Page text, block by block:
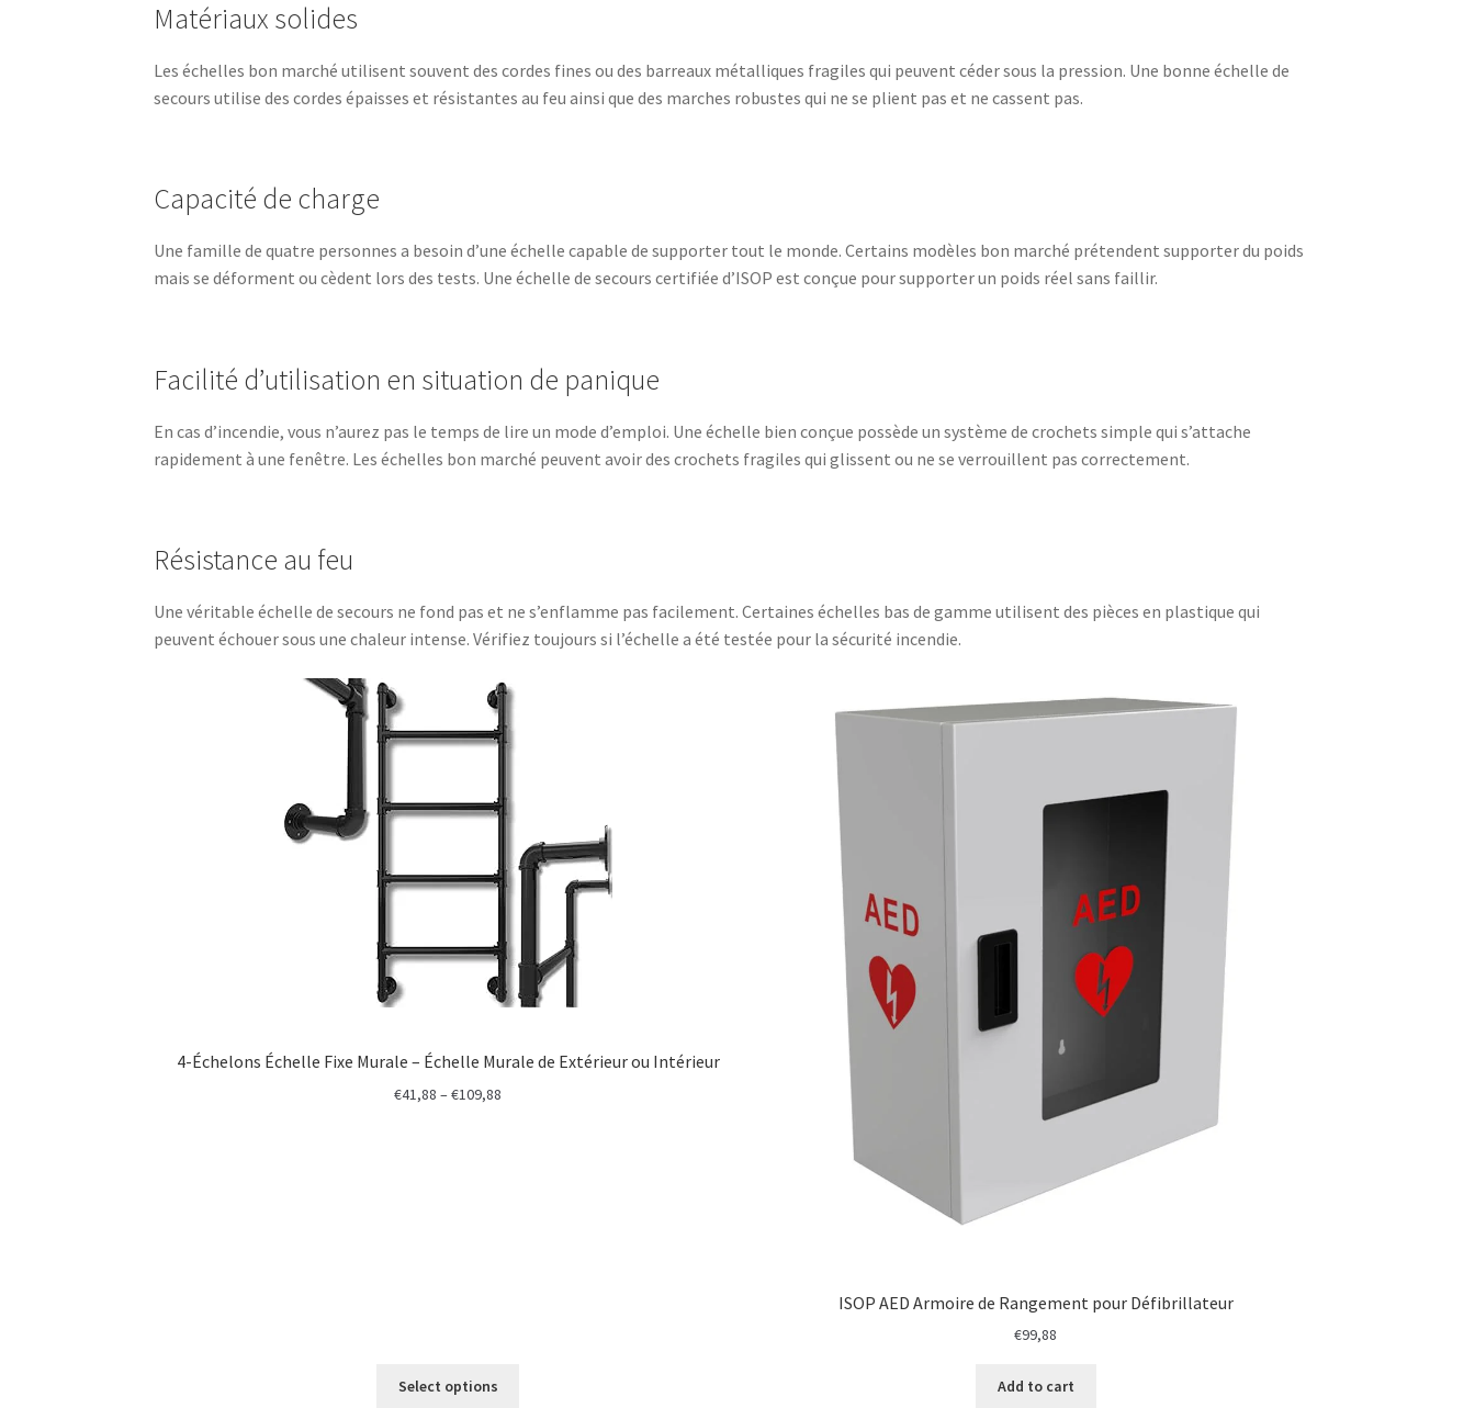
Matériaux solides
Les échelles bon marché utilisent souvent des cordes fines ou des barreaux métalliques fragiles qui peuvent céder sous la pression. Une bonne échelle de
secours utilise des cordes épaisses et résistantes au feu ainsi que des marches robustes qui ne se plient pas et ne cassent pas.
Capacité de charge
Une famille de quatre personnes a besoin d’une échelle capable de supporter tout le monde. Certains modèles bon marché prétendent supporter du poids
mais se déforment ou cèdent lors des tests. Une échelle de secours certifiée d’ISOP est conçue pour supporter un poids réel sans faillir.
Facilité d’utilisation en situation de panique
En cas d’incendie, vous n’aurez pas le temps de lire un mode d’emploi. Une échelle bien conçue possède un système de crochets simple qui s’attache
rapidement à une fenêtre. Les échelles bon marché peuvent avoir des crochets fragiles qui glissent ou ne se verrouillent pas correctement.
Résistance au feu
Une véritable échelle de secours ne fond pas et ne s’enflamme pas facilement. Certaines échelles bas de gamme utilisent des pièces en plastique qui
peuvent échouer sous une chaleur intense. Vérifiez toujours si l’échelle a été testée pour la sécurité incendie.
4-Échelons Échelle Fixe Murale – Échelle Murale de Extérieur ou Intérieur
€41,88 –€109,88
Select options
ISOP AED Armoire de Rangement pour Défibrillateur
€99,88
Add to cart